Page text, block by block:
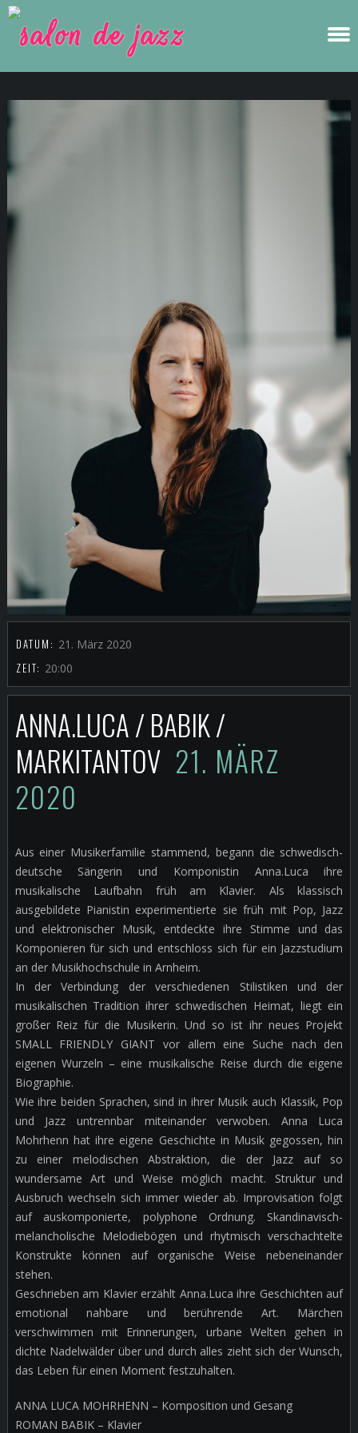
DATUM: 21. März 2020
ZEIT: 20:00
ANNA.LUCA / BABIK /
MARKITANTOV 21. MÄRZ
2020
Aus einer Musikerfamilie stammend, begann die schwedisch-
deutsche Sängerin und Komponistin Anna.Luca ihre
musikalische Laufbahn früh am Klavier. Als klassisch
ausgebildete Pianistin experimentierte sie früh mit Pop, Jazz
und elektronischer Musik, entdeckte ihre Stimme und das
Komponieren für sich und entschloss sich für ein Jazzstudium
an der Musikhochschule in Arnheim.
In der Verbindung der verschiedenen Stilistiken und der
musikalischen Tradition ihrer schwedischen Heimat, liegt ein
großer Reiz für die Musikerin. Und so ist ihr neues Projekt
SMALL FRIENDLY GIANT vor allem eine Suche nach den
eigenen Wurzeln – eine musikalische Reise durch die eigene
Biographie.
Wie ihre beiden Sprachen, sind in ihrer Musik auch Klassik, Pop
und Jazz untrennbar miteinander verwoben. Anna Luca
Mohrhenn hat ihre eigene Geschichte in Musik gegossen, hin
zu einer melodischen Abstraktion, die der Jazz auf so
wundersame Art und Weise möglich macht. Struktur und
Ausbruch wechseln sich immer wieder ab. Improvisation folgt
auf auskomponierte, polyphone Ordnung. Skandinavisch-
melancholische Melodiebögen und rhytmisch verschachtelte
Konstrukte können auf organische Weise nebeneinander
stehen.
Geschrieben am Klavier erzählt Anna.Luca ihre Geschichten auf
emotional nahbare und berührende Art. Märchen
verschwimmen mit Erinnerungen, urbane Welten gehen in
dichte Nadelwälder über und durch alles zieht sich der Wunsch,
das Leben für einen Moment festzuhalten.
ANNA LUCA MOHRHENN – Komposition und Gesang
ROMAN BABIK – Klavier